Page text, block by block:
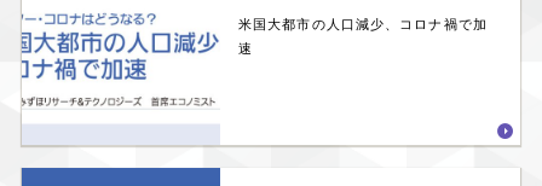
米国大都市の人口減少、コロナ禍で加
速